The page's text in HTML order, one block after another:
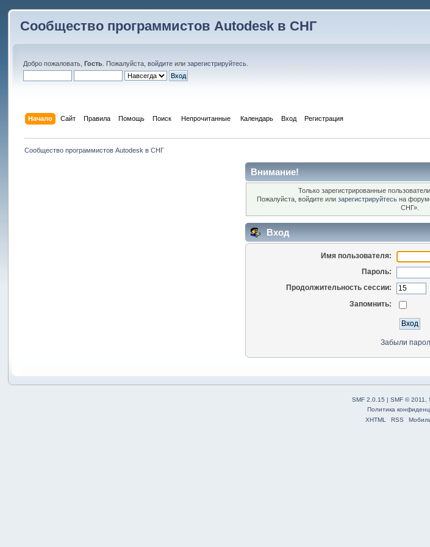
Сообщество программистов Autodesk в СНГ
Добро пожаловать,Гость . Пожалуйста,войдите илизарегистрируйтесь
Начало Сайт Правила Помощь Поиск Непрочитанные Календарь Вход Регистрация
Сообщество программистов Autodesk в СНГ
Внимание!
Только зарегистрированные
Пожалуйста, войдите или зарегистрируйтесьна
СНГ».
Вход
Имя пользователя:
Пароль:
Продолжительность сессии:
Запомнить:
Забыли
SMF 2.0.15 |SMF © 2011 ,
Политика
XHTML
RSS